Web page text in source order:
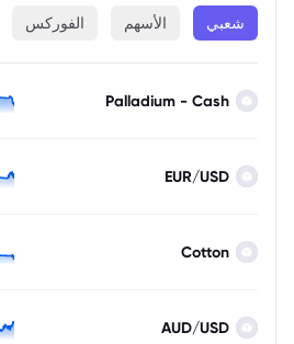
شعبي الأسهم الفوركس
Palladium - Cash
EUR/USD
Cotton
AUD/USD